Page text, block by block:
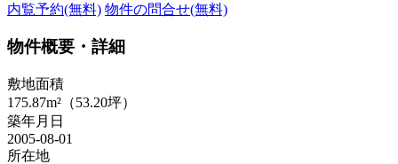
内覧予約(無料) 物件の問合せ(無料)
物件概要・詳細
敷地面積
175.87m²（53.20坪）
築年月日
2005-08-01
所在地